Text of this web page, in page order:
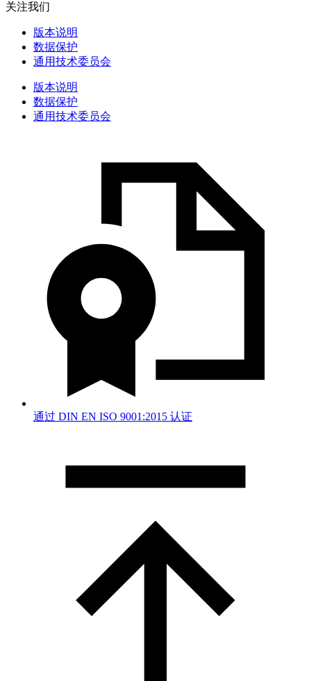
关注我们
版本说明
数据保护
通用技术委员会
版本说明
数据保护
通用技术委员会
通过 DIN EN ISO 9001:2015 认证